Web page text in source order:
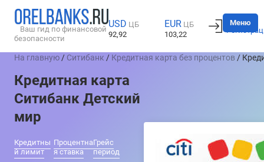
Ваш гид по финансовой
безопасности
USD ЦБ
92,92
EUR ЦБ
103,22
Вход
Меню
На главную / Ситибанк / Кредитная карта без процентов /
Кредитная карта
Ситибанк Детский
мир
Кредитны
й лимит
Процентна
я ставка
Грейс
период